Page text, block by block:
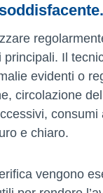
principali. Il
evidenti o
circolazione
e chiaro.
vengono